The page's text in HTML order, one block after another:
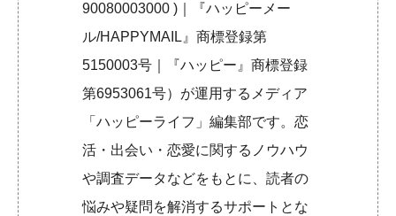
90080003000 )｜『ハッピーメー
ル/HAPPYMAIL』商標登録第
5150003号｜『ハッピー』商標登録
第6953061号）が運用するメディア
「ハッピーライフ」編集部です。恋
活・出会い・恋愛に関するノウハウ
や調査データなどをもとに、読者の
悩みや疑問を解消するサポートとな